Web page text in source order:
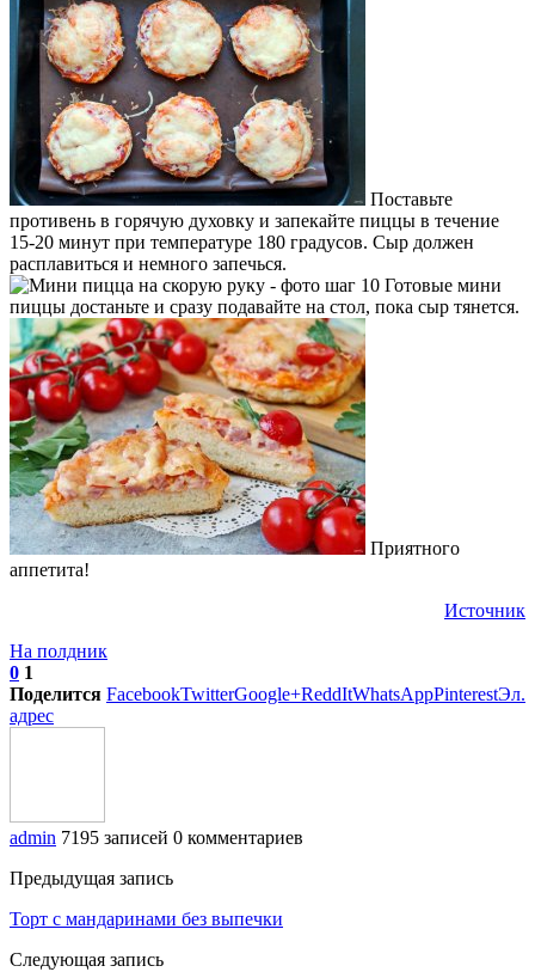
Поставьте
противень в горячую духовку и запекайте пиццы в течение
15-20 минут при температуре 180 градусов. Сыр должен
расплавиться и немного запечься.
Готовые мини
пиццы достаньте и сразу подавайте на стол, пока сыр тянется.
Приятного
аппетита!
Источник
На полдник
0 1
Поделится FacebookTwitterGoogle+ReddItWhatsAppPinterestЭл.
адрес
admin 7195 записей 0 комментариев
Предыдущая запись
Торт с мандаринами без выпечки
Следующая запись